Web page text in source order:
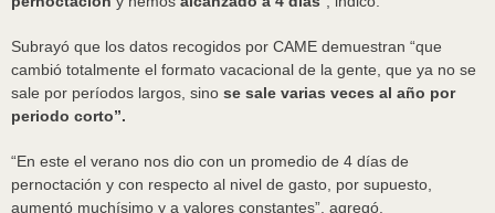
Subrayó que los datos recogidos por CAME demuestran “que
cambió totalmente el formato vacacional de la gente, que ya no se
sale por períodos largos, sino se sale varias veces al año por
periodo corto”.
“En este el verano nos dio con un promedio de 4 días de
pernoctación y con respecto al nivel de gasto, por supuesto,
aumentó muchísimo y a valores constantes”, agregó.